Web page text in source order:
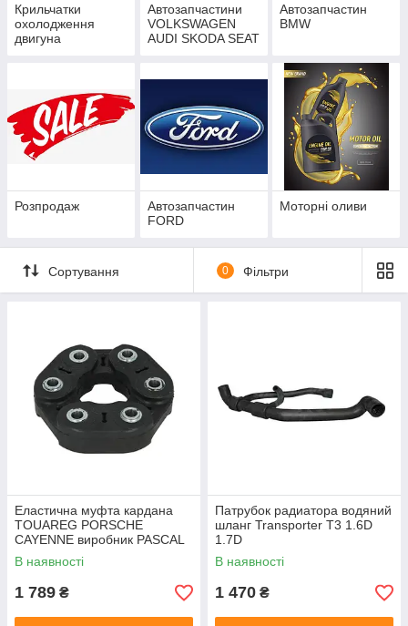
Крильчатки
охолодження
двигуна
Автозапчастини
VOLKSWAGEN
AUDI SKODA SEAT
Автозапчастин
BMW
Розпродаж
Автозапчастин
FORD
Моторні оливи
Сортування 0 Фільтри
Еластична муфта кардана
TOUAREG PORSCHE
CAYENNE виробник PASCAL
Італія
В наявності
1 789 ₴
Патрубок радиатора водяний
шланг Transporter T3 1.6D
1.7D
В наявності
1 470 ₴